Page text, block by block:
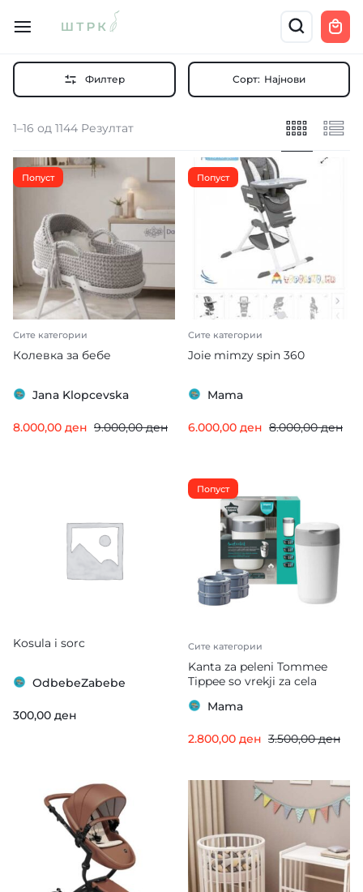
Филтер Сорт: Најнови
1–16 од 1144 Резултат
Попуст
Сите категории
Колевка за бебе
Jana Klopcevska
9.000,00ден
8.000,00 ден
Попуст
Сите категории
Joie mimzy spin 360
Mama
8.000,00ден
6.000,00 ден
Kosula i sorc
OdbebeZabebe
300,00 ден
Попуст
Сите категории
Kanta za peleni Tommee
Tippee so vrekji za cela
Mama
3.500,00ден
2.800,00 ден